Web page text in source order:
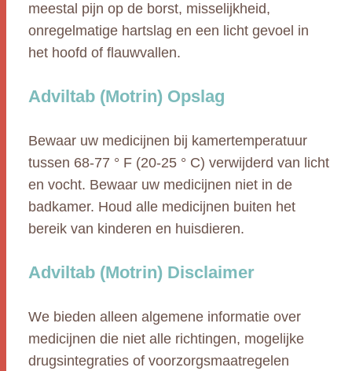
meestal pijn op de borst, misselijkheid,
onregelmatige hartslag en een licht gevoel in
het hoofd of flauwvallen.
Adviltab (Motrin) Opslag
Bewaar uw medicijnen bij kamertemperatuur
tussen 68-77 ° F (20-25 ° C) verwijderd van licht
en vocht. Bewaar uw medicijnen niet in de
badkamer. Houd alle medicijnen buiten het
bereik van kinderen en huisdieren.
Adviltab (Motrin) Disclaimer
We bieden alleen algemene informatie over
medicijnen die niet alle richtingen, mogelijke
drugsintegraties of voorzorgsmaatregelen